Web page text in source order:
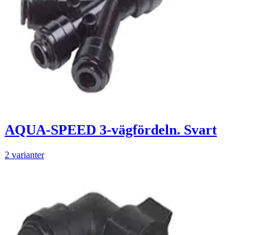
AQUA-SPEED 3-vägfördeln. Svart
2 varianter